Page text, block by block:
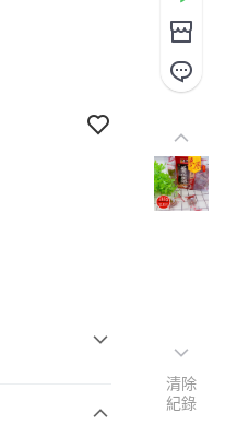
清除
紀錄